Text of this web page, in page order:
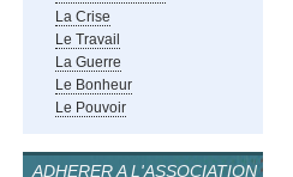
La Crise
Le Travail
La Guerre
Le Bonheur
Le Pouvoir
ADHERER A L'ASSOCIATION